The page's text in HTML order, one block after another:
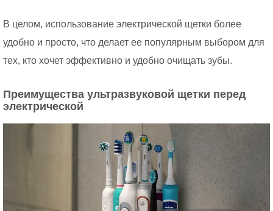
В целом, использование электрической щетки более
удобно и просто, что делает ее популярным выбором для
тех, кто хочет эффективно и удобно очищать зубы.
Преимущества ультразвуковой щетки перед
электрической